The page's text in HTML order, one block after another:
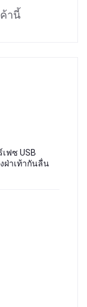
านี้
เฟซ USB
ฝ่าเท้ากันลื่น